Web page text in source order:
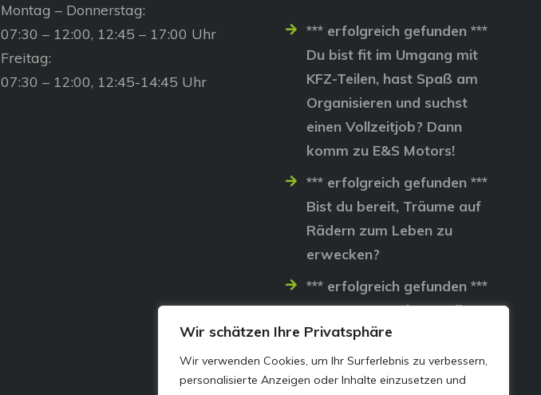
Wir schätzen Ihre Privatsphäre
Wir verwenden Cookies, um Ihr Surferlebnis zu verbessern,
personalisierte Anzeigen oder Inhalte einzusetzen und
Montag – Donnerstag:
07:30 – 12:00, 12:45 – 17:00 Uhr
Freitag:
07:30 – 12:00, 12:45-14:45 Uhr
*** erfolgreich gefunden ***
Du bist fit im Umgang mit
KFZ-Teilen, hast Spaß am
Organisieren und suchst
einen Vollzeitjob? Dann
komm zu E&S Motors!
*** erfolgreich gefunden ***
Bist du bereit, Träume auf
Rädern zum Leben zu
erwecken?
*** erfolgreich gefunden ***
Lass uns gemeinsam die
Straßen erobern…